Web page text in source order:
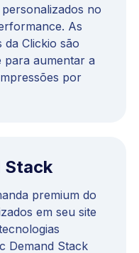
no
As
da Clickio são
para aumentar a
por
Stack
premium do
em seu site
Demand Stack